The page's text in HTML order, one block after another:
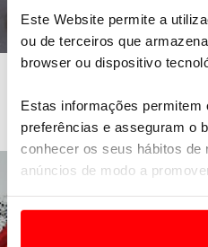
Este Website permite a
ou de terceiros que
browser ou dispositivo
Estas informações
preferências e asseguram o
conhecer os seus hábitos de
anúncios de modo a
Em alguns casos, a
consentimento, definindo
Salão
5 a 7 de